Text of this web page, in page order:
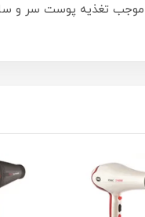
موجب تغذیه پوست سر و